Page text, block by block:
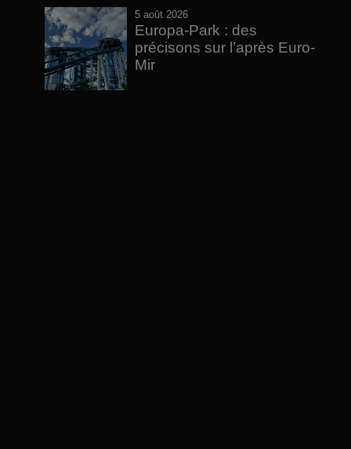
5 août 2026
Europa-Park : des
précisons sur l’après Euro-
Mir